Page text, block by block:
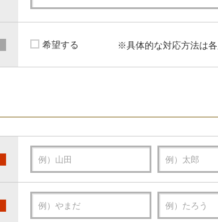
希望する ※具体的な対応方法は各